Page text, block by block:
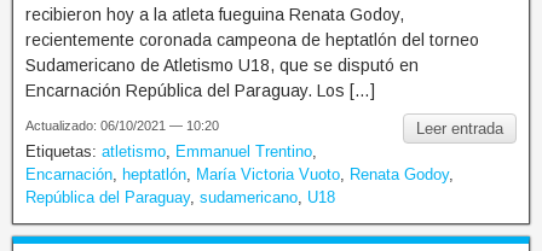
recibieron hoy a la atleta fueguina Renata Godoy,
recientemente coronada campeona de heptatlón del torneo
Sudamericano de Atletismo U18, que se disputó en
Encarnación República del Paraguay. Los […]
Leer entrada
Actualizado: 06/10/2021 — 10:20
Etiquetas: atletismo Emmanuel Trentino
Encarnación
heptatlón María Victoria Vuoto Renata Godoy,
República del Paraguay, sudamericano U18